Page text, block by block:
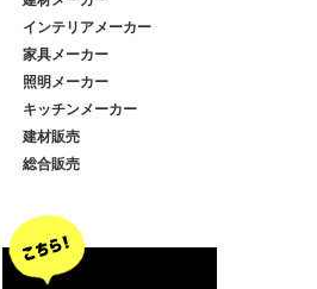
インテリアメーカー
家具メーカー
照明メーカー
キッチンメーカー
建材販売
総合販売